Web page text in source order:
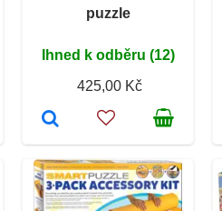
puzzle
Ihned k odběru (12)
425,00 Kč